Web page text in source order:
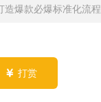
造爆款必爆标准化流程
 打赏